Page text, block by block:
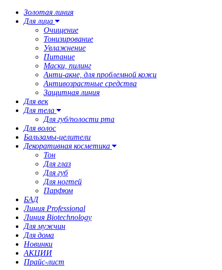
Золотая линия
Для лица
Очищение
Тонизирование
Увлажнение
Питание
Маски, пилинг
Анти-акне, для проблемной кожи
Антивозрастные средства
Защитная линия
Для век
Для тела
Для губ/полости рта
Для волос
Бальзамы-целители
Декоративная косметика
Тон
Для глаз
Для губ
Для ногтей
Парфюм
БАД
Линия Professional
Линия Biotechnology
Для мужчин
Для дома
Новинки
АКЦИИ
Прайс-лист